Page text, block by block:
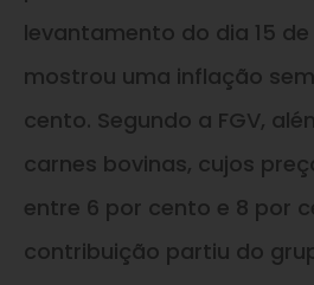
levantamento do dia 15 de
mostrou uma inflação
cento. Segundo a FGV,
carnes bovinas, cujos
entre 6 por cento e 8 por
contribuição partiu do